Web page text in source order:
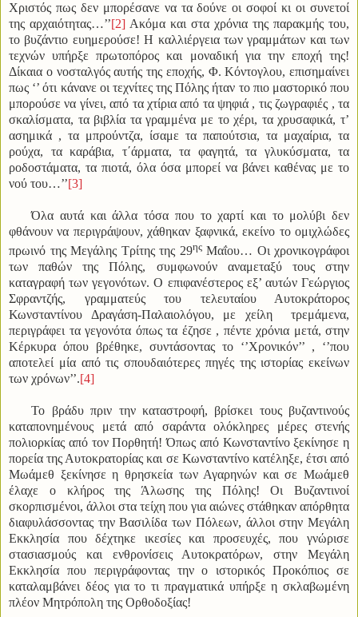
Χριστός πως δεν μπορέσανε να τα δούνε οι σοφοί κι οι συνετοί
της αρχαιότητας…’’[2] Ακόμα και στα χρόνια της παρακμής του,
το βυζάντιο ευημερούσε! Η καλλιέργεια των γραμμάτων και των
τεχνών υπήρξε πρωτοπόρος και μοναδική για την εποχή της!
Δίκαια ο νοσταλγός αυτής της εποχής, Φ. Κόντογλου, επισημαίνει
πως ‘’ ότι κάνανε οι τεχνίτες της Πόλης ήταν το πιο μαστορικό που
μπορούσε να γίνει, από τα χτίρια από τα ψηφιά , τις ζωγραφιές , τα
σκαλίσματα, τα βιβλία τα γραμμένα με το χέρι, τα χρυσαφικά, τ’
ασημικά , τα μπρούντζα, ίσαμε τα παπούτσια, τα μαχαίρια, τα
ρούχα, τα καράβια, τ΄άρματα, τα φαγητά, τα γλυκύσματα, τα
ροδοστάματα, τα πιοτά, όλα όσα μπορεί να βάνει καθένας με το
νού του…’’[3]
Όλα αυτά και άλλα τόσα που το χαρτί και το μολύβι δεν
φθάνουν να περιγράψουν, χάθηκαν ξαφνικά, εκείνο το ομιχλώδες
πρωινό της Μεγάλης Τρίτης της 29ηςΜαΐου… Οι χρονικογράφοι
των παθών της Πόλης, συμφωνούν αναμεταξύ τους στην
καταγραφή των γεγονότων. Ο επιφανέστερος εξ’ αυτών Γεώργιος
Σφραντζής, γραμματεύς του τελευταίου Αυτοκράτορος
Κωνσταντίνου Δραγάση-Παλαιολόγου, με χείλη τρεμάμενα,
περιγράφει τα γεγονότα όπως τα έζησε , πέντε χρόνια μετά, στην
Κέρκυρα όπου βρέθηκε, συντάσοντας το ‘’Χρονικόν’’ , ‘’που
αποτελεί μία από τις σπουδαιότερες πηγές της ιστορίας εκείνων
των χρόνων’’.[4]
Το βράδυ πριν την καταστροφή, βρίσκει τους βυζαντινούς
καταπονημένους μετά από σαράντα ολόκληρες μέρες στενής
πολιορκίας από τον Πορθητή! Όπως από Κωνσταντίνο ξεκίνησε η
πορεία της Αυτοκρατορίας και σε Κωνσταντίνο κατέληξε, έτσι από
Μωάμεθ ξεκίνησε η θρησκεία των Αγαρηνών και σε Μωάμεθ
έλαχε ο κλήρος της Άλωσης της Πόλης! Οι Βυζαντινοί
σκορπισμένοι, άλλοι στα τείχη που για αιώνες στάθηκαν απόρθητα
διαφυλάσσοντας την Βασιλίδα των Πόλεων, άλλοι στην Μεγάλη
Εκκλησία που δέχτηκε ικεσίες και προσευχές, που γνώρισε
στασιασμούς και ενθρονίσεις Αυτοκρατόρων, στην Μεγάλη
Εκκλησία που περιγράφοντας την ο ιστορικός Προκόπιος σε
καταλαμβάνει δέος για το τι πραγματικά υπήρξε η σκλαβωμένη
πλέον Μητρόπολη της Ορθοδοξίας!